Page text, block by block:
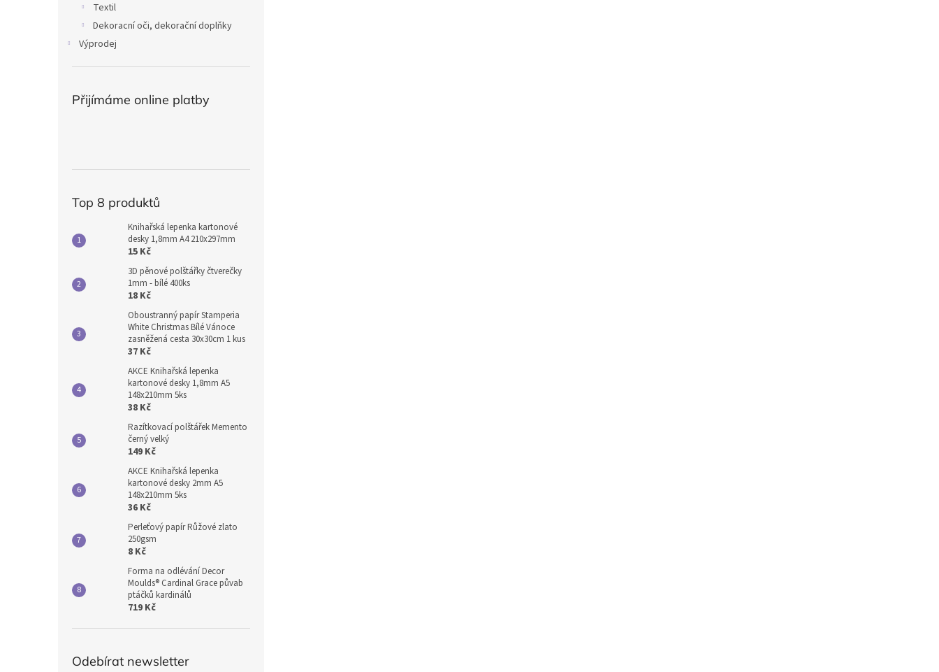
Textil
Dekoracní oči, dekorační doplňky
Výprodej
Přijímáme online platby
Top 8 produktů
Knihařská lepenka kartonové
desky 1,8mm A4 210x297mm
15 Kč
3D pěnové polštářky čtverečky
1mm - bílé 400ks
18 Kč
Oboustranný papír Stamperia
White Christmas Bílé Vánoce
zasněžená cesta 30x30cm 1 kus
37 Kč
AKCE Knihařská lepenka
kartonové desky 1,8mm A5
148x210mm 5ks
38 Kč
Razítkovací polštářek Memento
černý velký
149 Kč
AKCE Knihařská lepenka
kartonové desky 2mm A5
148x210mm 5ks
36 Kč
Perleťový papír Růžové zlato
250gsm
8 Kč
Forma na odlévání Decor
Moulds® Cardinal Grace půvab
ptáčků kardinálů
719 Kč
Odebírat newsletter